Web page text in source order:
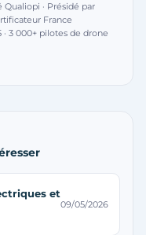
· Présidé par
France
3 000+ pilotes de drone
et
09/05/2026